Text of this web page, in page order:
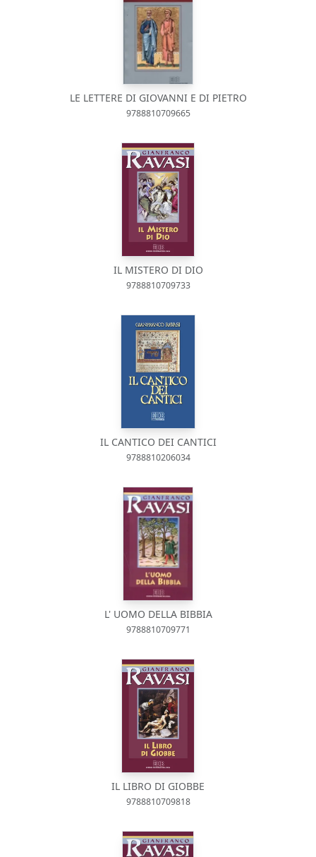
LE LETTERE DI GIOVANNI E DI PIETRO
9788810709665
IL MISTERO DI DIO
9788810709733
IL CANTICO DEI CANTICI
9788810206034
L' UOMO DELLA BIBBIA
9788810709771
IL LIBRO DI GIOBBE
9788810709818